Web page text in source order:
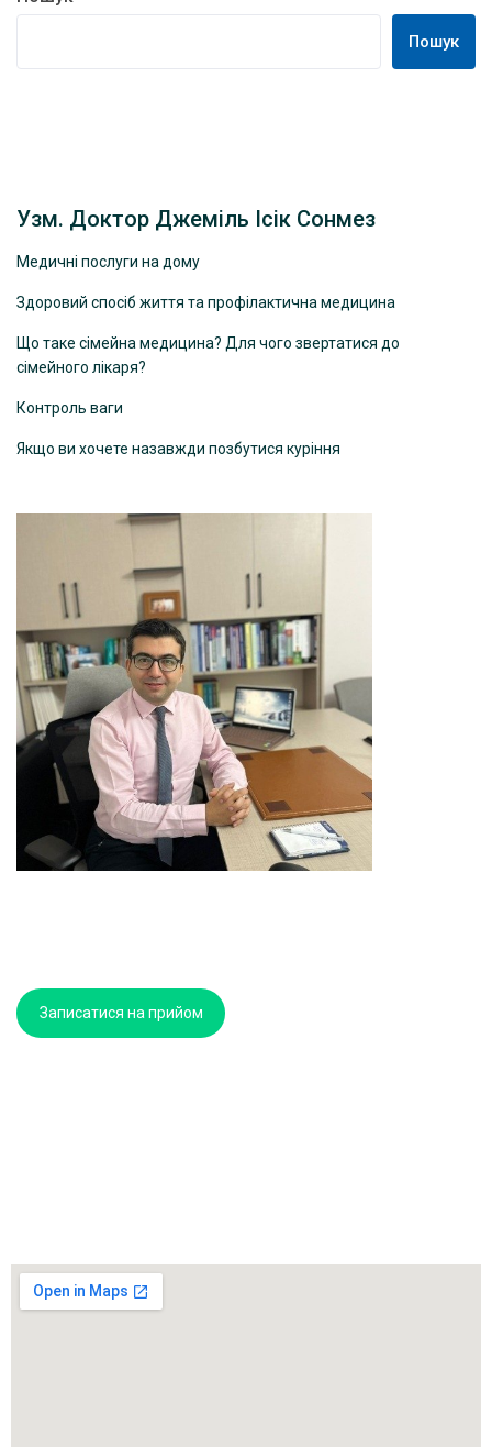
Пошук
Узм. Доктор Джеміль Ісік Сонмез
Медичні послуги на дому
Здоровий спосіб життя та профілактична медицина
Що таке сімейна медицина? Для чого звертатися до
сімейного лікаря?
Контроль ваги
Якщо ви хочете назавжди позбутися куріння
Записатися на прийом